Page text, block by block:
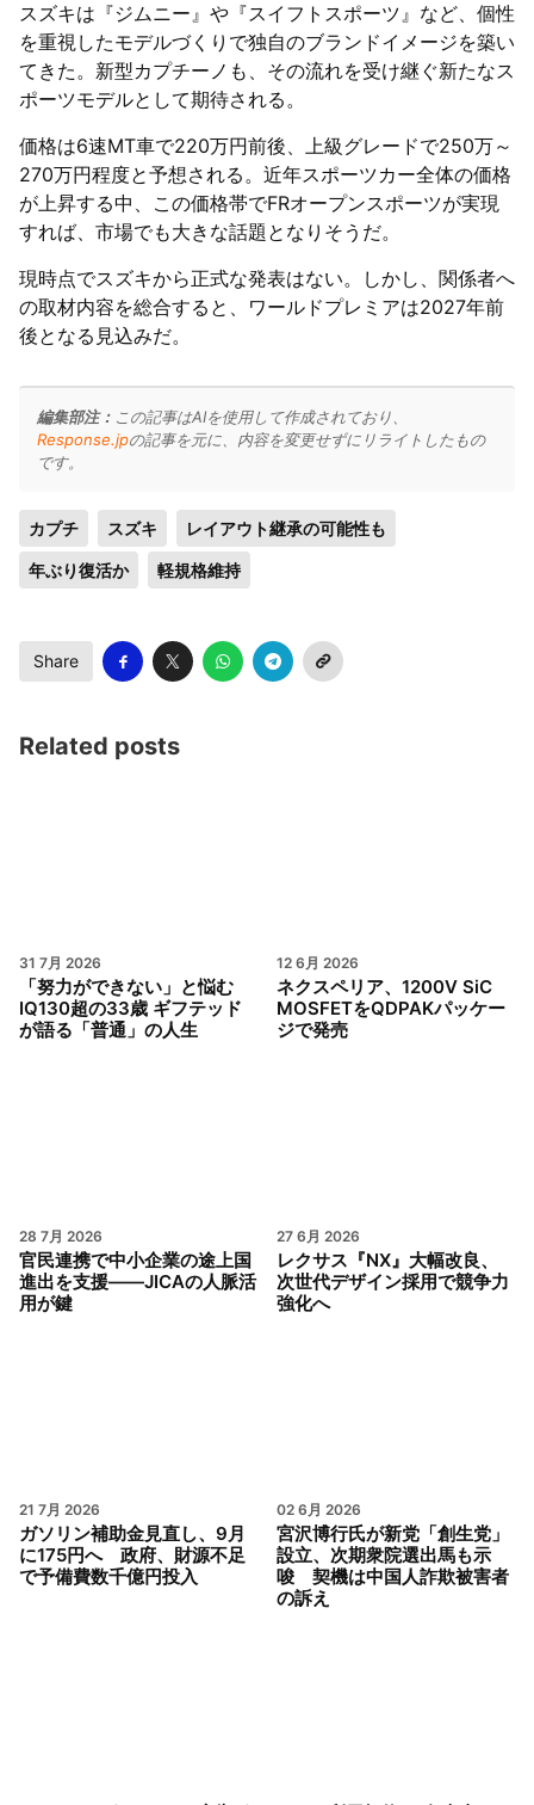
スズキは『ジムニー』や『スイフトスポーツ』など、個性
を重視したモデルづくりで独自のブランドイメージを築い
てきた。新型カプチーノも、その流れを受け継ぐ新たなス
ポーツモデルとして期待される。
価格は6速MT車で220万円前後、上級グレードで250万～
270万円程度と予想される。近年スポーツカー全体の価格
が上昇する中、この価格帯でFRオープンスポーツが実現
すれば、市場でも大きな話題となりそうだ。
現時点でスズキから正式な発表はない。しかし、関係者へ
の取材内容を総合すると、ワールドプレミアは2027年前
後となる見込みだ。
編集部注： この記事はAIを使用して作成されており、
Response.jpの記事を元に、内容を変更せずにリライトしたもの
です。
カプチ スズキ レイアウト継承の可能性も
年ぶり復活か 軽規格維持
Share
Related posts
31 7月 2026
「努力ができない」と悩む
IQ130超の33歳 ギフテッド
が語る「普通」の人生
12 6月 2026
ネクスペリア、1200V SiC
MOSFETをQDPAKパッケー
ジで発売
28 7月 2026
官民連携で中小企業の途上国
進出を支援——JICAの人脈活
用が鍵
27 6月 2026
レクサス『NX』大幅改良、
次世代デザイン採用で競争力
強化へ
21 7月 2026
ガソリン補助金見直し、9月
に175円へ 政府、財源不足
で予備費数千億円投入
02 6月 2026
宮沢博行氏が新党「創生党」
設立、次期衆院選出馬も示
唆 契機は中国人詐欺被害者
の訴え